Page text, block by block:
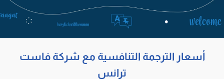
أسعار الترجمة التنافسية مع شركة فاست
ترانس